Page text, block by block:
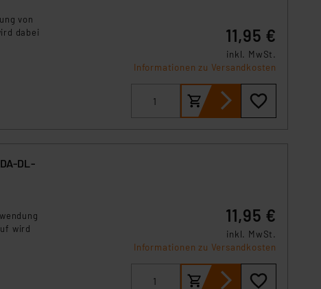
von
dabei
11,95 €
inkl. MwSt.
Informationen zu Versandkosten
DL-
wird
11,95 €
inkl. MwSt.
Informationen zu Versandkosten